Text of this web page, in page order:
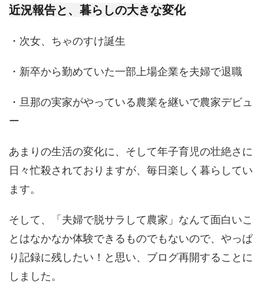
近況報告と、暮らしの大きな変化
・次女、ちゃのすけ誕生
・新卒から勤めていた一部上場企業を夫婦で退職
・旦那の実家がやっている農業を継いで農家デビュ
ー
あまりの生活の変化に、そして年子育児の壮絶さに
日々忙殺されておりますが、毎日楽しく暮らしてい
ます。
そして、「夫婦で脱サラして農家」なんて面白いこ
とはなかなか体験できるものでもないので、やっぱ
り記録に残したい！と思い、ブログ再開することに
しました。